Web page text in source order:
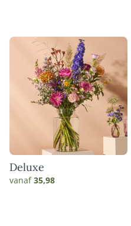
Deluxe
vanaf35,98